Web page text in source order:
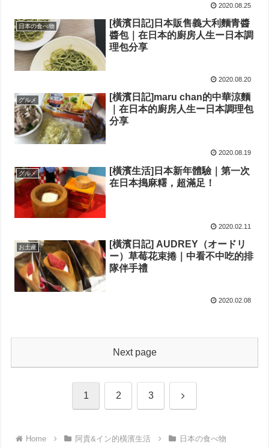
2020.08.25
日本の食べ物
[橫濱日記]日本販售義大利麵青醬
醬包｜在日本的廚房人生ー日本調
理包分享
2020.08.20
グルメ
[橫濱日記]maru chan的中華涼麵
｜在日本的廚房人生ー日本調理包
分享
2020.08.19
グルメ
[橫濱生活]日本新年體驗｜第一次
在日本搗麻糬，超滿足！
2020.02.11
お土産
[橫濱日記] AUDREY（オードリ
ー）草莓花束捲｜中看不中吃的排
隊伴手禮
2020.02.08
Next page
1 2 3 Next
Home 阿貴&イン的橫濱生活 日本の食べ物